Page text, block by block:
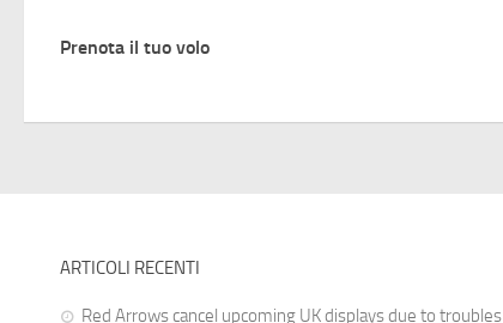
Prenota il tuo volo
ARTICOLI RECENTI
Red Arrows cancel upcoming UK displays due to troubles